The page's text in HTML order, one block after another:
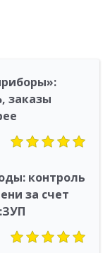
заказы
контроль
за счет